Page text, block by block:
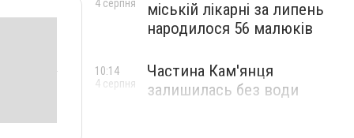
міській лікарні за липень
народилося 56 малюків
4 серпня
Частина Кам'янця
залишилась без води
10:14
4 серпня